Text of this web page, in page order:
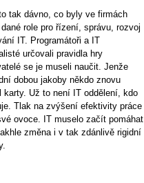
tak dávno, co byly ve firmách
role pro řízení, správu, rozvoj
IT. Programátoři a IT
určovali pravidla hry
se je museli naučit. Jenže
dobou jakoby někdo znovu
karty. Už to není IT oddělení, kdo
Tlak na zvýšení efektivity práce
ovoce. IT muselo začít pomáhat
změna i v tak zdánlivě rigidní